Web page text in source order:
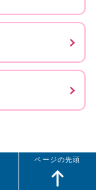
ページの先頭